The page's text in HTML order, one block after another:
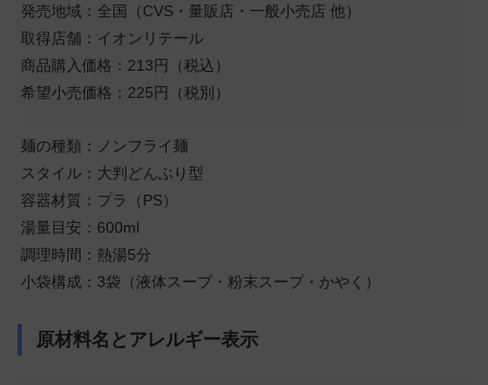
発売地域：全国（CVS・量販店・一般小売店 他）
取得店舗：イオンリテール
商品購入価格：213円（税込）
希望小売価格：225円（税別）
麺の種類：ノンフライ麺
スタイル：大判どんぶり型
容器材質：プラ（PS）
湯量目安：600ml
調理時間：熱湯5分
小袋構成：3袋（液体スープ・粉末スープ・かやく）
原材料名とアレルギー表示